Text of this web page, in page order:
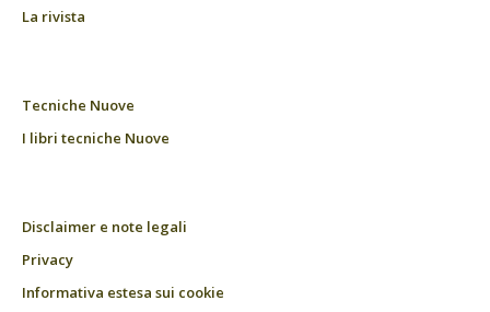
La rivista
Tecniche Nuove
I libri tecniche Nuove
Disclaimer e note legali
Privacy
Informativa estesa sui cookie